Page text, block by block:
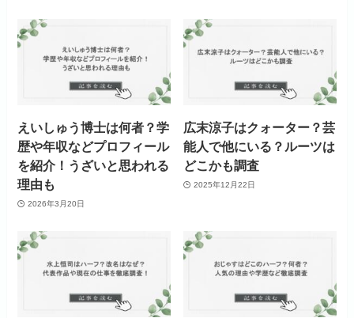
えいしゅう博士は何者？学
歴や年収などプロフィール
を紹介！うざいと思われる
理由も
2026年3月20日
広末涼子はクォーター？芸
能人で他にいる？ルーツは
どこかも調査
2025年12月22日